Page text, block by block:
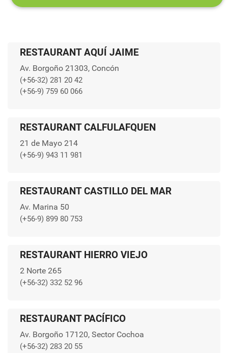
RESTAURANT AQUÍ JAIME
Av. Borgoño 21303, Concón
(+56-32) 281 20 42
(+56-9) 759 60 066
RESTAURANT CALFULAFQUEN
21 de Mayo 214
(+56-9) 943 11 981
RESTAURANT CASTILLO DEL MAR
Av. Marina 50
(+56-9) 899 80 753
RESTAURANT HIERRO VIEJO
2 Norte 265
(+56-32) 332 52 96
RESTAURANT PACÍFICO
Av. Borgoño 17120, Sector Cochoa
(+56-32) 283 20 55